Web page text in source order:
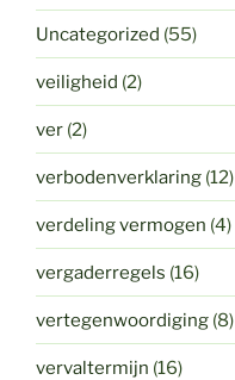
Uncategorized (55)
veiligheid (2)
ver (2)
verbodenverklaring (12)
verdeling vermogen (4)
vergaderregels (16)
vertegenwoordiging (8)
vervaltermijn (16)